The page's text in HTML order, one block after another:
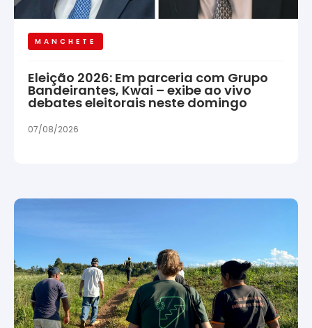
MANCHETE
Eleição 2026: Em parceria com Grupo
Bandeirantes, Kwai – exibe ao vivo
debates eleitorais neste domingo
07/08/2026